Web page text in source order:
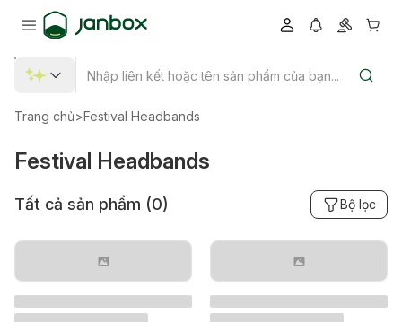
Trang chủ>Festival Headbands
Festival Headbands
Tất cả sản phẩm (0) Bộ lọc